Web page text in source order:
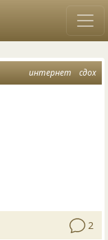
интернет сдох
2